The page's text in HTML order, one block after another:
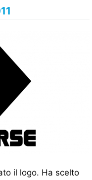
il logo. Ha scelto